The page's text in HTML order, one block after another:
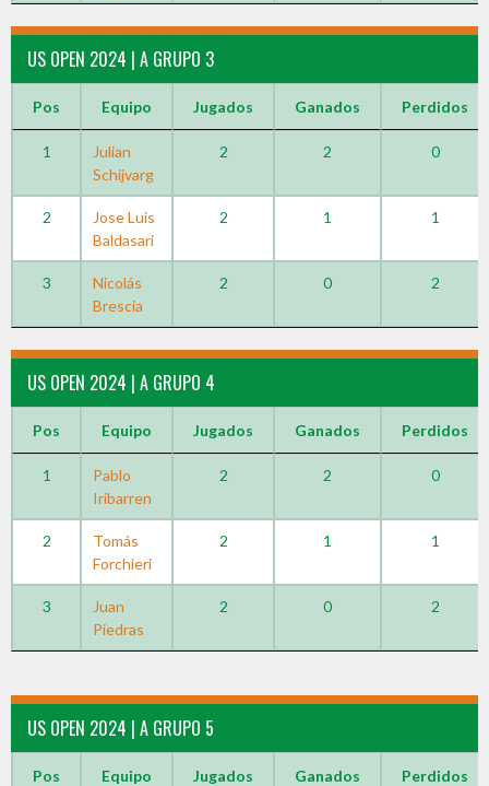
US OPEN 2024 | A GRUPO 3
Pos Equipo Jugados Ganados Perdidos
1
Julian
Schijvarg
2 2 0
2
Jose Luis
Baldasari
2 1 1
3
Nicolás
Brescia
2 0 2
US OPEN 2024 | A GRUPO 4
Pos Equipo Jugados Ganados Perdidos
1
Pablo
Iribarren
2 2 0
2
Tomás
Forchieri
2 1 1
3
Juan
Piedras
2 0 2
US OPEN 2024 | A GRUPO 5
Pos Equipo Jugados Ganados Perdidos